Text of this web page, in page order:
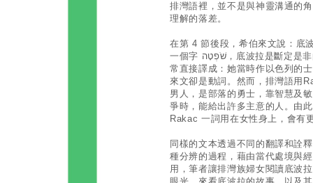
排灣語裡，並不是與神靈溝通的
理解的落差。
在第 4 節後段，希伯來文說：底
一個字 שֹׁפְטָה，底波拉是斷定是非的人，負責治理和辯護。但聖經譯本通
常直接譯成：她當時作以色列的
來文卻是動詞。然而，排灣語用
男人，是部落的勇士，靠智慧及
爭時，能給出許多主意的人。由
Rakac 一詞用在女性身上，會有
同樣的文本透過不同的翻譯和詮
種分辨的過程，藉由當代處境與
用，筆者讓排灣族婦女閱讀底波